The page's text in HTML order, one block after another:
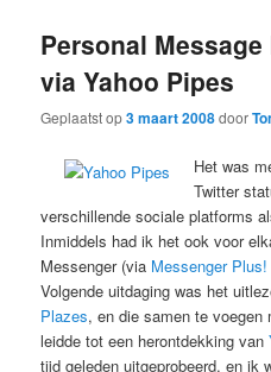
Personal
via Yahoo Pipes
Geplaatst op3 maart 2008door
Het was
Twitter
verschillende sociale platforms
Inmiddels had ik het ook voor
Messenger (via Messenger Plus!
Volgende uitdaging was het
Plazes, en die samen te
leidde tot een herontdekking van
tijd geleden uitgeprobeerd, en ik